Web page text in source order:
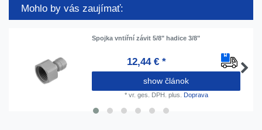
Mohlo by vás zaujímať:
Spojka vntiřní závit 5/8" hadice 3/8"
12,44 € *
show článok
* vr. ges. DPH. plus. Doprava